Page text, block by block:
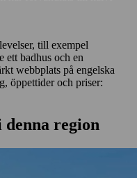
till exempel
ett badhus och en
webbplats på engelska
öppettider och priser:
region